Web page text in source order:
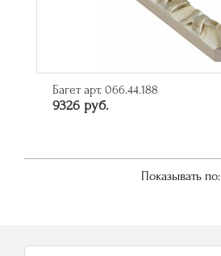
Багет арт. 066.44.188
9326 руб.
Показывать по: